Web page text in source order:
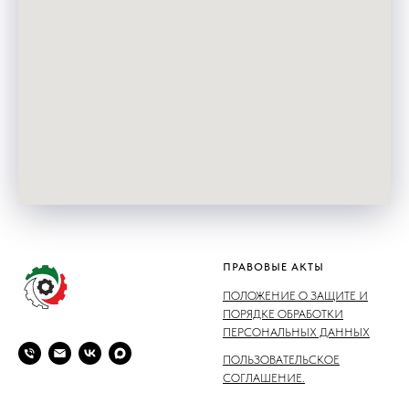
ПРАВОВЫЕ АКТЫ
ПОЛОЖЕНИЕ О ЗАЩИТЕ И
ПОРЯДКЕ ОБРАБОТКИ
ПЕРСОНАЛЬНЫХ ДАННЫХ
ПОЛЬЗОВАТЕЛЬСКОЕ
СОГЛАШЕНИЕ.